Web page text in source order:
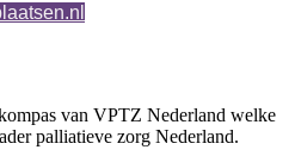
van VPTZ Nederland welke
palliatieve zorg Nederland.